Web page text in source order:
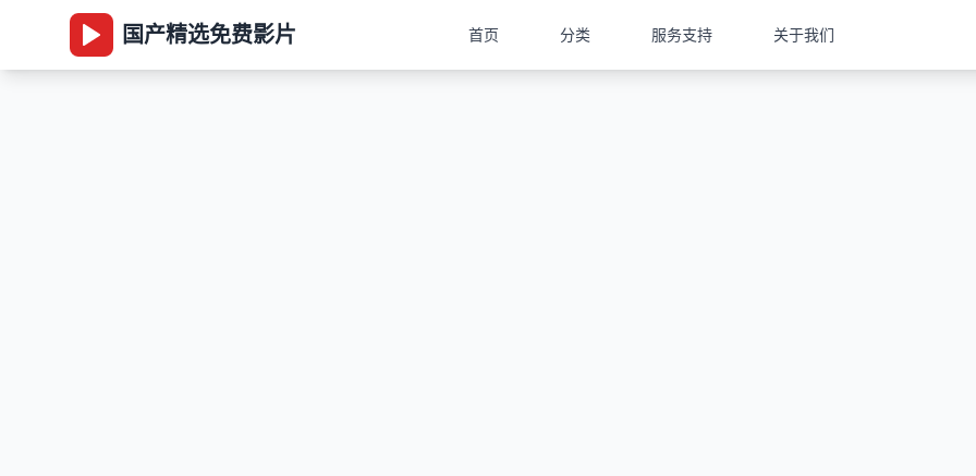
国产精选免费影片 首页 分类 服务支持 关于我们